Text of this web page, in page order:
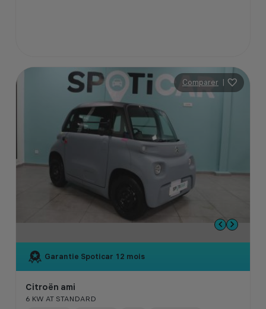
Comparer |
Garantie Spoticar 12 mois
Citroën ami
6 KW AT STANDARD